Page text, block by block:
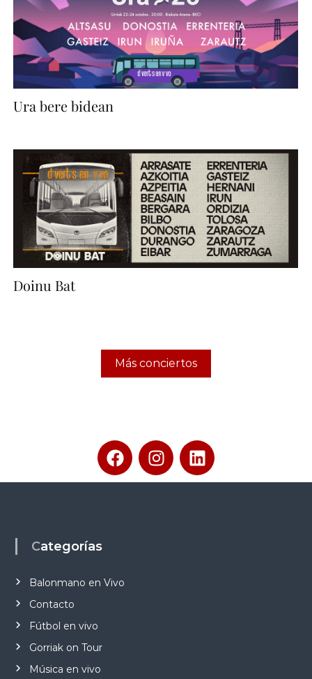
Ura bere bidean
Doinu Bat
Más conciertos
Categorías
Balonmano en Vivo
Contacto
Fútbol en vivo
Gorriak on Tour
Música en vivo